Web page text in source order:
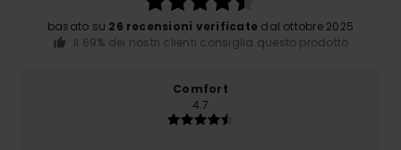
basato su 26 recensioni verificate dal ottobre 2025
Il 69% dei nostri clienti consiglia questo prodotto
Comfort
4.7